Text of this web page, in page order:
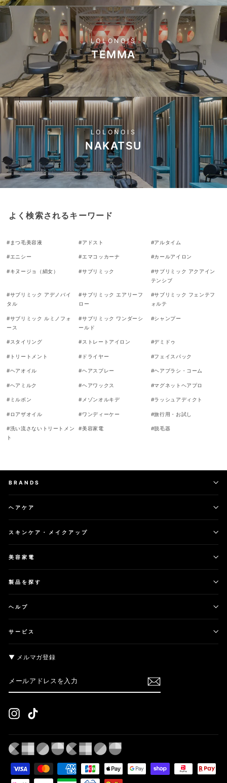
LOLONOIS
TEMMA
LOLONOIS
NAKATSU
よく検索されるキーワード
# まつ毛美容液 #アドスト #アルタイム
#エニシー #エマコッカーナ #カールアイロン
#キヌージョ（絹女） #サブリミック #サブリミック アクアイン
テンシブ
#サブリミック アデノバイ
タル
#サブリミック エアリーフ
ロー
#サブリミック フェンテフ
ォルテ
#サブリミック ルミノフォ
ース
#サブリミック ワンダーシ
ールド
#シャンプー
#スタイリング #ストレートアイロン #デミドゥ
# トリートメント # ドライヤー #フェイスパック
#ヘアオイル #ヘアスプレー #ヘアブラシ・コーム
#ヘアミルク #ヘアワックス #マグネットヘアプロ
# ミルボン # メゾンオルキデ #ラッシュアディクト
# ロアザオイル #ワンディーケー #旅行用・お試し
#洗い流さないトリートメン
ト
#美容家電 #脱毛器
BRANDS
ヘアケア
スキンケア・メイクアップ
美容家電
製品を探す
ヘルプ
サービス
▼ メルマガ登録
ー
ル
ド
レ
を
入
力
読
す
Instagram